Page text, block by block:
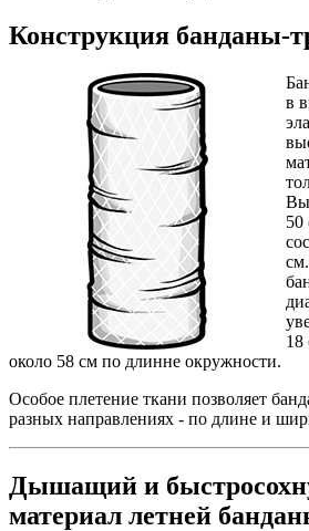
Конструкция банданы-
в
50
18
около 58 см по длинне окружности.
Особое плетение ткани позволяет
разных направлениях - по длине и
Дышащий и
материал летней